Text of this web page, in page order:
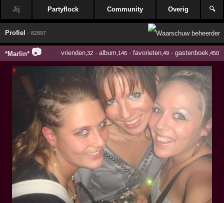
Jij Partyflock Community Overig 🔍
Profiel · 82897
*Marlin* 📷 vrienden,32· album ,146· favorieten,49· gastenboek ,450